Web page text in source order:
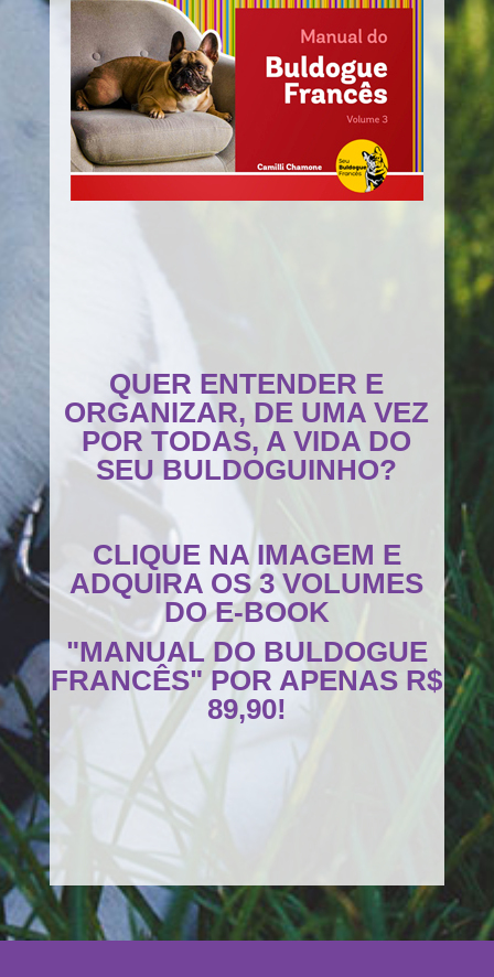
QUER ENTENDER E
ORGANIZAR, DE UMA VEZ
POR TODAS, A VIDA DO
SEU BULDOGUINHO?
CLIQUE NA IMAGEM E
ADQUIRA OS 3 VOLUMES
DO E-BOOK
"MANUAL DO BULDOGUE
FRANCÊS" POR APENAS R$
89,90!